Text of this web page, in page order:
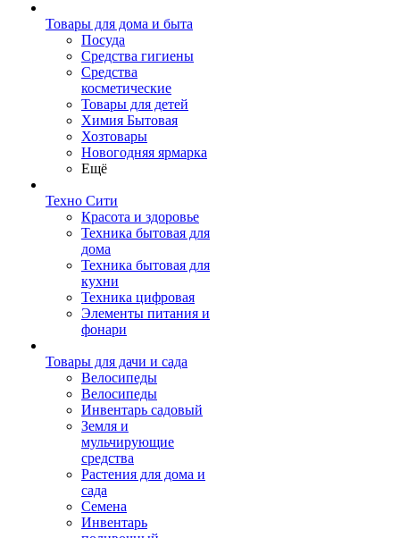
Товары для дома и быта
Посуда
Средства гигиены
Средства
косметические
Товары для детей
Химия Бытовая
Хозтовары
Новогодняя ярмарка
Ещё
Техно Сити
Красота и здоровье
Техника бытовая для
дома
Техника бытовая для
кухни
Техника цифровая
Элементы питания и
фонари
Товары для дачи и сада
Велосипеды
Велосипеды
Инвентарь садовый
Земля и
мульчирующие
средства
Растения для дома и
сада
Семена
Инвентарь